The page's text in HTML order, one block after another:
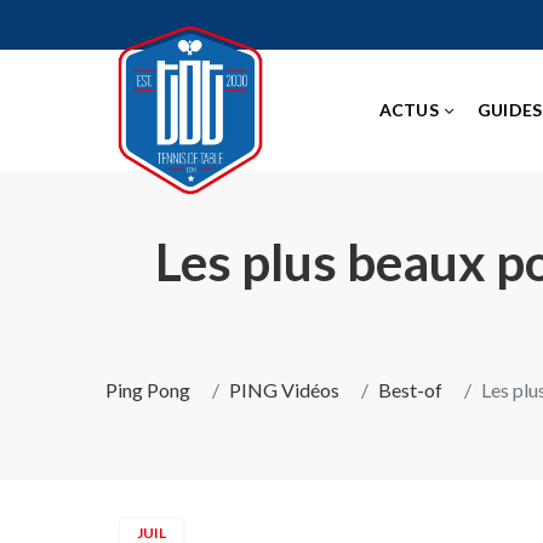
ACTUS GUIDES
Les plus beaux
Ping Pong PING Vidéos Best-of Les
JUIL